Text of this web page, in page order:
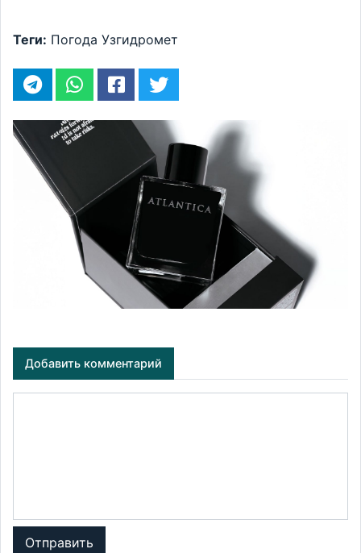
Теги: Погода Узгидромет
Добавить комментарий
Отправить